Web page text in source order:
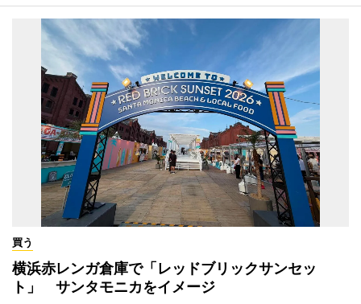
買う
横浜赤レンガ倉庫で「レッドブリックサンセッ
ト」 サンタモニカをイメージ